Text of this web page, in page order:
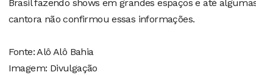
Brasil fazendo shows em grandes espaços e até
cantora não confirmou essas informações.
Fonte: Alô Alô Bahia
Imagem: Divulgação